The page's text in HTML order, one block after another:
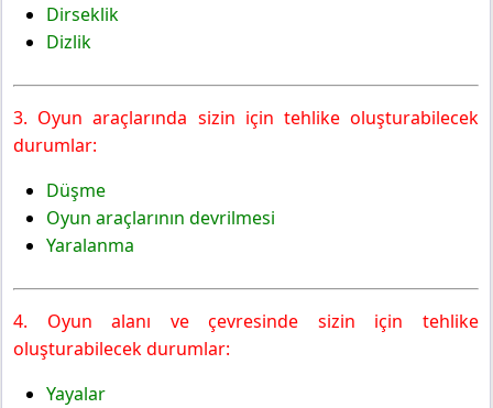
Dirseklik
Dizlik
3. Oyun araçlarında sizin için tehlike oluşturabilecek
durumlar:
Düşme
Oyun araçlarının devrilmesi
Yaralanma
4. Oyun alanı ve çevresinde sizin için tehlike
oluşturabilecek durumlar:
Yayalar